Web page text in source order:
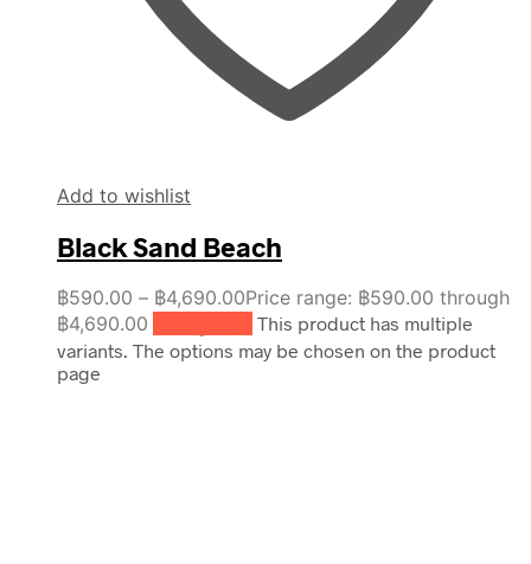
Add to wishlist
Black Sand Beach
฿590.00 – ฿4,690.00Price range: ฿590.00 through
฿4,690.00
This product has multiple
variants. The options may be chosen on the product
page